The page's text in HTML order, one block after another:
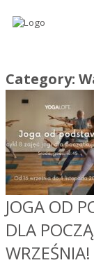
Category:
JOGA OD
DLA
WRZEŚNIA!